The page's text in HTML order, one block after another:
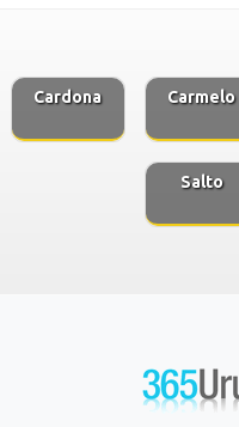
Cardona Carmelo
Salto